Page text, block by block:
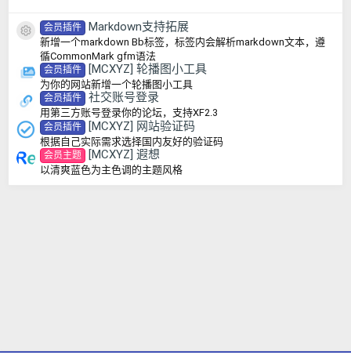
资源图标
会员插件 Markdown支持拓展
新增一个markdown Bb标签，标签内会解析markdown文本，遵
循CommonMark gfm语法
会员插件 [MCXYZ] 轮播图小工具
为你的网站新增一个轮播图小工具
会员插件 社交账号登录
用第三方账号登录你的论坛，支持XF2.3
会员插件 [MCXYZ] 网站验证码
根据自己实际需求选择国内友好的验证码
会员主题 [MCXYZ] 遐想
以清爽蓝色为主色调的主题风格